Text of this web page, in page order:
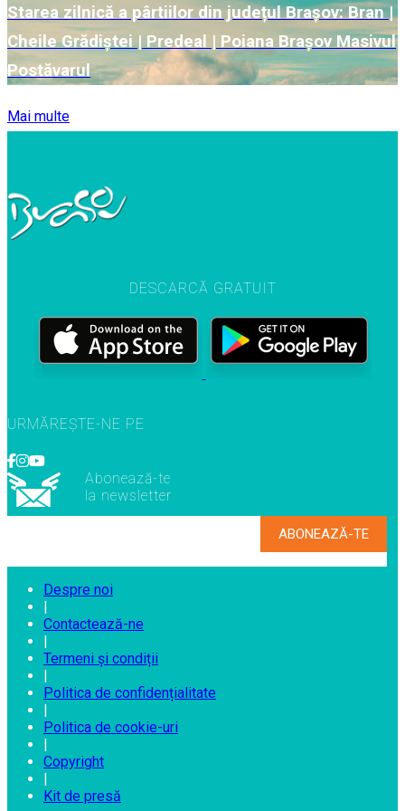
Starea zilnică a pârtiilor din județul Brașov: Bran |
Cheile Grădiștei | Predeal | Poiana Brașov Masivul
Postăvarul
Mai multe
DESCARCĂ GRATUIT
URMĂREȘTE-NE PE
Abonează-te
la newsletter
Despre noi
|
Contactează-ne
|
Termeni și condiții
|
Politica de confidențialitate
|
Politica de cookie-uri
|
Copyright
|
Kit de presă